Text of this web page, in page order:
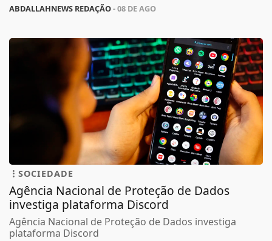
ABDALLAHNEWS REDAÇÃO- 08 DE AGO
SOCIEDADE
Agência Nacional de Proteção de Dados
investiga plataforma Discord
Agência Nacional de Proteção de Dados investiga
plataforma Discord